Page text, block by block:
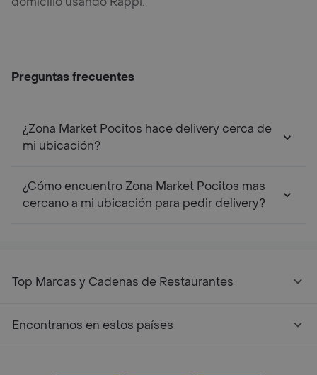
Preguntas frecuentes
¿Zona Market Pocitos hace delivery cerca de
mi ubicación?
¿Cómo encuentro Zona Market Pocitos mas
cercano a mi ubicación para pedir delivery?
Top Marcas y Cadenas de Restaurantes
Encontranos en estos países